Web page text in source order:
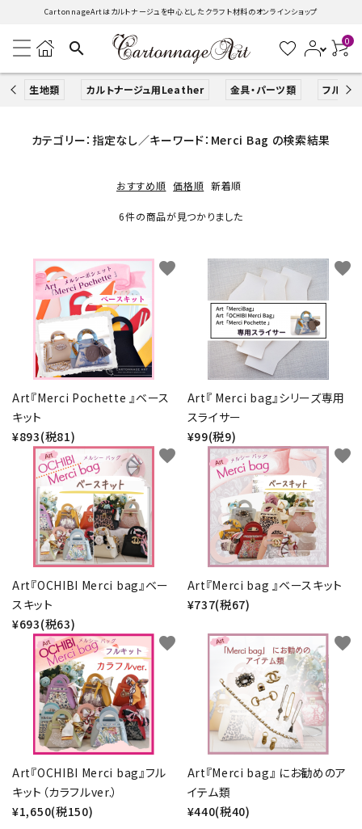
CartonnageArtはカルトナージュを中心としたクラフト材料のオンラインショップ
search 0
生地類 カルトナージュ用Leather 金具・パーツ類 フルキッ
search
ACCOUNT MENU
生地類
カルトナージュLeather用
金具・パーツ類
フルキット
Jolipapier
デコレーション材料
道具類
基本材料
コンテンツ
グループ
ガイドライン
お問い合わせ
カテゴリー：指定なし／キーワード：Merci Bag の検索結果
おすすめ順 価格順 新着順
6件の商品が見つかりました
Art『Merci Pochette 』ベース
キット
¥893(税81)
favorite
Art『 Merci bag』シリーズ専用
スライサー
¥99(税9)
favorite
Art『OCHIBI Merci bag』ベー
スキット
¥693(税63)
favorite
Art『Merci bag 』ベースキット
¥737(税67)
favorite
Art『OCHIBI Merci bag』フル
キット（カラフルver.）
¥1,650(税150)
favorite
Art『Merci bag』 にお勧めのア
イテム類
¥440(税40)
favorite